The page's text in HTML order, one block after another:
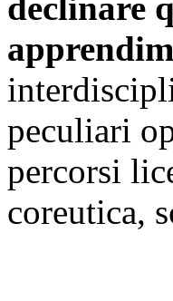
peculiari
percorsi
coreutica,